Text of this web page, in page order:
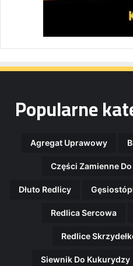
Popularne
Agregat Uprawowy
Części Zamienne
Dłuto Redlicy
Redlica Sercowa
Redlice
Siewnik Do Kukurydzy